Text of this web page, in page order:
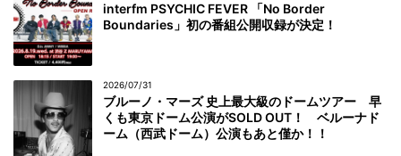
interfm PSYCHIC FEVER 「No Border
Boundaries」初の番組公開収録が決定！
2026/07/31
ブルーノ・マーズ 史上最大級のドームツアー 早
くも東京ドーム公演がSOLD OUT！ ベルーナド
ーム（西武ドーム）公演もあと僅か！！